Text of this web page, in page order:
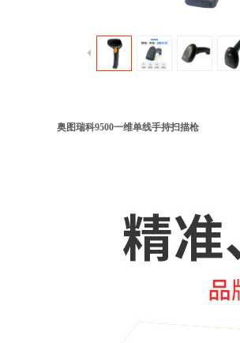
奥图瑞科9500一维单线手持扫描枪